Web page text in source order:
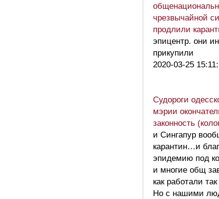
чрезвычайной
продлили
эпицентр. они
прикупили
2020-03-25
Судороги
мэрии
законность
и Сингапур
карантин…и
эпидемию под
и многие общ
как работали
Но с нашими